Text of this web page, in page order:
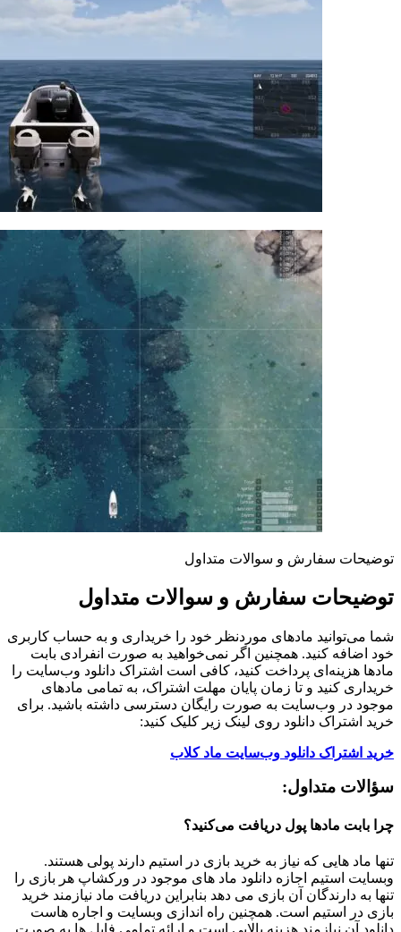
توضیحات سفارش و سوالات متداول
توضیحات سفارش و سوالات متداول
شما می‌توانید مادهای موردنظر خود را خریداری و به حساب کاربری
خود اضافه کنید. همچنین اگر نمی‌خواهید به صورت انفرادی بابت
مادها هزینه‌ای پرداخت کنید، کافی است اشتراک دانلود وب‌سایت را
خریداری کنید و تا زمان پایان مهلت اشتراک، به تمامی مادهای
موجود در وب‌سایت به صورت رایگان دسترسی داشته باشید. برای
خرید اشتراک دانلود روی لینک زیر کلیک کنید:
خرید اشتراک دانلود وب‌سایت ماد کلاب
سؤالات متداول:
چرا بابت مادها پول دریافت می‌کنید؟
تنها ماد هایی که نیاز به خرید بازی در استیم دارند پولی هستند.
وبسایت استیم اجازه دانلود ماد های موجود در ورکشاپ هر بازی را
تنها به دارندگان آن بازی می دهد بنابراین دریافت ماد نیازمند خرید
بازی در استیم است. همچنین راه اندازی وبسایت و اجاره هاست
دانلود آن نیازمند هزینه بالایی است و ارائه تمامی فایل ها به صورت